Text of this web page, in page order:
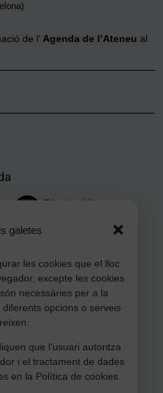
galetes
les cookies que el lloc
excepte les cookies
necessàries per a la
opcions o serveis
que l’usuari autoritza
i el tractament de dades
en la Política de cookies.
de l’ Agenda de l’Ateneu al